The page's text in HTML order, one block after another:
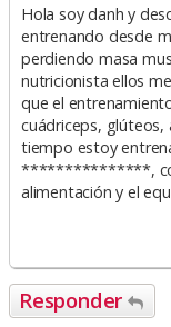
n
a
j
e
Hola soy danh y
entrenando desde
perdiendo masa
nutricionista ellos
que el
cuádriceps, glúteos,
tiempo estoy
***************, con
alimentación y el
Responder